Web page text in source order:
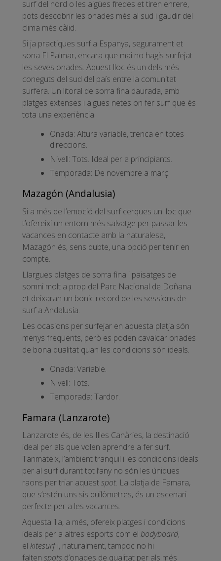
surf del nord o les aigües fredes et tiren enrere,
pots descobrir les onades més al sud i gaudir del
clima més càlid.
Si ja practiques surf a Espanya, segurament et
sona El Palmar, encara que mai no hagis surfejat
les seves onades. Aquest lloc és un dels més
coneguts del sud del país entre la comunitat
surfera. Un litoral de sorra fina daurada, amb
platges extenses i aigües netes on fer surf que és
tota una experiència.
Onada: Altura variable, trenca en totes
direccions.
Nivell: Tots. Ideal per a principiants.
Temporada: De novembre a març.
Mazagón (Andalusia)
Si a més de l’emoció del surf cerques un lloc que
t’ofereixi un entorn més salvatge per passar les
vacances en contacte amb la naturalesa,
Mazagón és, sens dubte, una opció per tenir en
compte.
Llargues platges de sorra fina i paisatges de
somni molt a prop del Parc Nacional de Doñana
et deixaran un bonic record de les sessions de
surf a Andalusia.
Les ocasions per surfejar en aquesta platja són
menys freqüents, però es poden cavalcar onades
de bona qualitat quan les condicions són ideals.
Onada: Variable.
Nivell: Tots.
Temporada: Tardor.
Famara (Lanzarote)
Lanzarote és, de les Illes Canàries, la destinació
ideal per als que volen aprendre a fer surf.
Tanmateix, l’ambient tranquil i les condicions ideals
per al surf durant tot l’any no són les úniques
raons per triar aquestspot. La platja de Famara,
que s’estén uns sis quilòmetres, és un escenari
perfecte per a les vacances.
Aquesta illa, a més, ofereix platges i condicions
ideals per a altres esports com el bodyboard,
el kitesurfi, naturalment, tampoc no hi
falten spots d’onades de qualitat per als més